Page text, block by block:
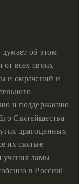
об этом
от всех своих
и омрачений и
и поддержанию
Святейшества
драгоценных
их святые
учения ламы
в России!